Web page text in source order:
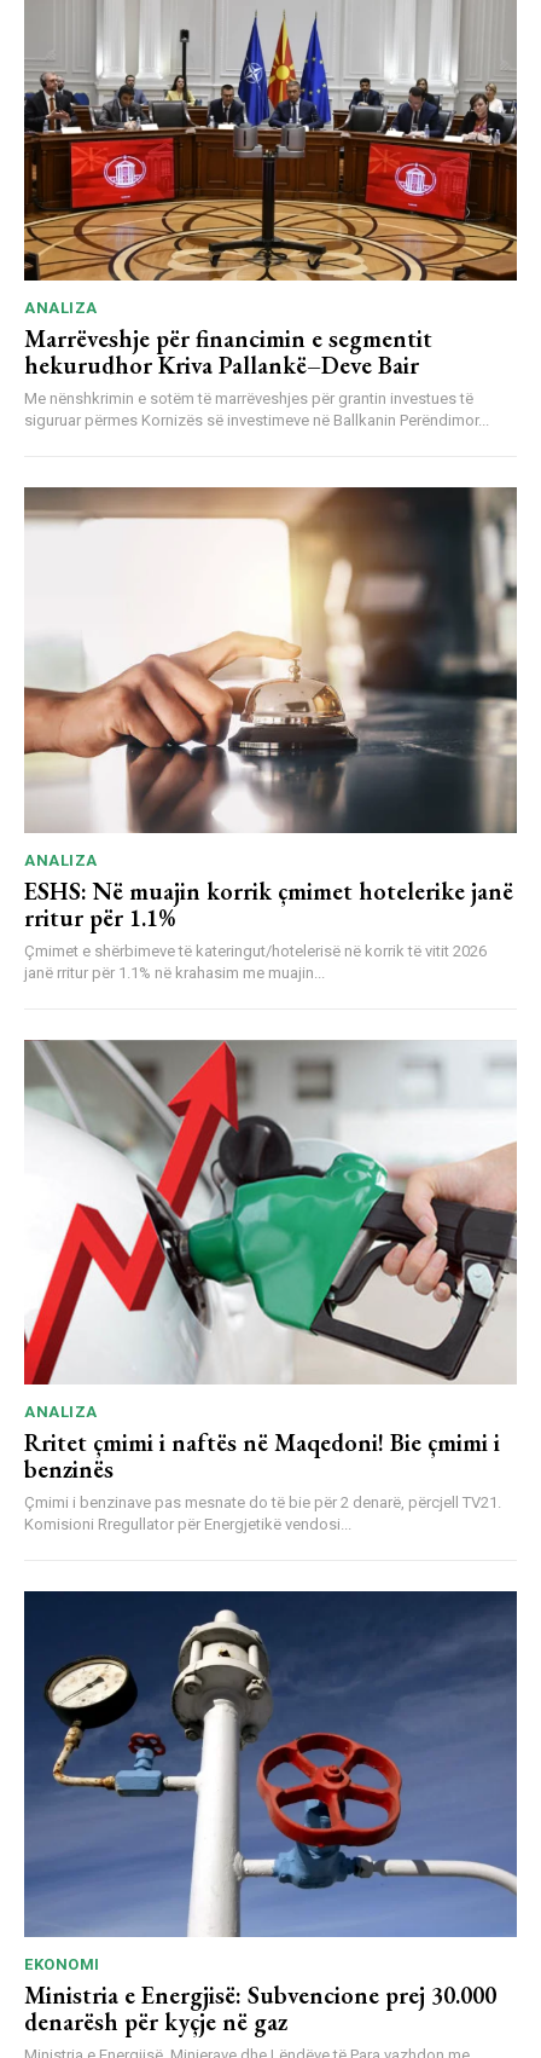
ANALIZA
Marrëveshje për financimin e segmentit
hekurudhor Kriva Pallankë–Deve Bair
Me nënshkrimin e sotëm të marrëveshjes për grantin investues të
siguruar përmes Kornizës së investimeve në Ballkanin Perëndimor...
ANALIZA
ESHS: Në muajin korrik çmimet hotelerike janë
rritur për 1.1%
Çmimet e shërbimeve të kateringut/hotelerisë në korrik të vitit 2026
janë rritur për 1.1% në krahasim me muajin...
ANALIZA
Rritet çmimi i naftës në Maqedoni! Bie çmimi i
benzinës
Çmimi i benzinave pas mesnate do të bie për 2 denarë, përcjell TV21.
Komisioni Rregullator për Energjetikë vendosi...
EKONOMI
Ministria e Energjisë: Subvencione prej 30.000
denarësh për kyçje në gaz